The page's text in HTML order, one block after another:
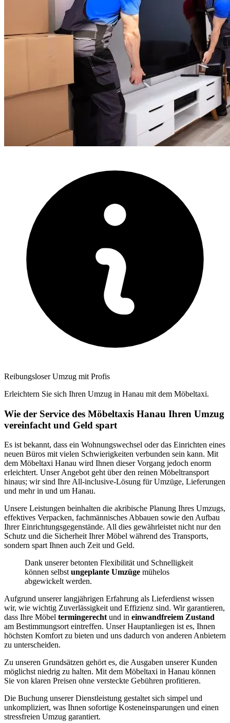
Reibungsloser Umzug mit Profis
Erleichtern Sie sich Ihren Umzug in Hanau mit dem Möbeltaxi.
Wie der Service des Möbeltaxis Hanau Ihren Umzug
vereinfacht und Geld spart
Es ist bekannt, dass ein Wohnungswechsel oder das Einrichten eines
neuen Büros mit vielen Schwierigkeiten verbunden sein kann. Mit
dem Möbeltaxi Hanau wird Ihnen dieser Vorgang jedoch enorm
erleichtert. Unser Angebot geht über den reinen Möbeltransport
hinaus; wir sind Ihre All-inclusive-Lösung für Umzüge, Lieferungen
und mehr in und um Hanau.
Unsere Leistungen beinhalten die akribische Planung Ihres Umzugs,
effektives Verpacken, fachmännisches Abbauen sowie den Aufbau
Ihrer Einrichtungsgegenstände. All dies gewährleistet nicht nur den
Schutz und die Sicherheit Ihrer Möbel während des Transports,
sondern spart Ihnen auch Zeit und Geld.
Dank unserer betonten Flexibilität und Schnelligkeit
können selbst ungeplante Umzüge mühelos
abgewickelt werden.
Aufgrund unserer langjährigen Erfahrung als Lieferdienst wissen
wir, wie wichtig Zuverlässigkeit und Effizienz sind. Wir garantieren,
dass Ihre Möbel termingerecht und in einwandfreiem Zustand
am Bestimmungsort eintreffen. Unser Hauptanliegen ist es, Ihnen
höchsten Komfort zu bieten und uns dadurch von anderen Anbietern
zu unterscheiden.
Zu unseren Grundsätzen gehört es, die Ausgaben unserer Kunden
möglichst niedrig zu halten. Mit dem Möbeltaxi in Hanau können
Sie von klaren Preisen ohne versteckte Gebühren profitieren.
Die Buchung unserer Dienstleistung gestaltet sich simpel und
unkompliziert, was Ihnen sofortige Kosteneinsparungen und einen
stressfreien Umzug garantiert.